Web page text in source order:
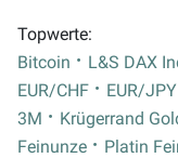
Topwerte:
Bitcoin
L&S DAX
EUR/CHF
EUR/JPY
3M
Krügerrand
Feinunze
Platin